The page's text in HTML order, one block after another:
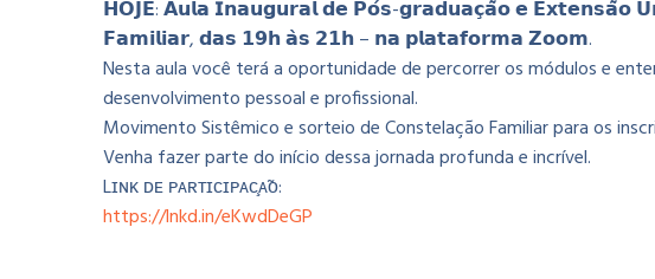
𝗛𝗢𝗝𝗘: 𝗔𝘂𝗹𝗮 𝗜𝗻𝗮𝘂𝗴𝘂𝗿𝗮𝗹 𝗱𝗲 𝗣𝗼́𝘀-𝗴𝗿𝗮𝗱𝘂𝗮𝗰̧𝗮̃𝗼 𝗲 𝗘𝘅𝘁𝗲𝗻𝘀𝗮̃𝗼
𝗙𝗮𝗺𝗶𝗹𝗶𝗮𝗿, 𝗱𝗮𝘀 𝟭𝟵𝗵 𝗮̀𝘀 𝟮𝟭𝗵 – 𝗻𝗮 𝗽𝗹𝗮𝘁𝗮𝗳𝗼𝗿𝗺𝗮 𝗭𝗼𝗼𝗺.
Nesta aula você terá a oportunidade de percorrer os módulos e
desenvolvimento pessoal e profissional.
Movimento Sistêmico e sorteio de Constelação Familiar para os
Venha fazer parte do início dessa jornada profunda e incrível.
Lɪɴᴋ ᴅᴇ ᴘᴀʀᴛɪᴄɪᴘᴀᴄ̧ᴀ̃ᴏ:
https://lnkd.in/eKwdDeGP